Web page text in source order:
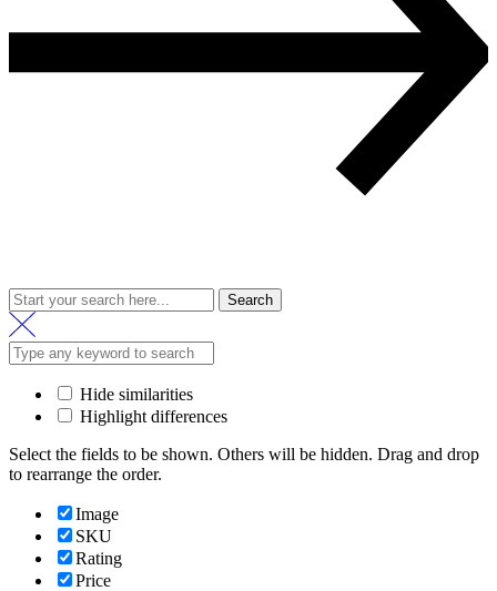
Search
Hide similarities
Highlight differences
Select the fields to be shown. Others will be hidden. Drag and drop
to rearrange the order.
Image
SKU
Rating
Price